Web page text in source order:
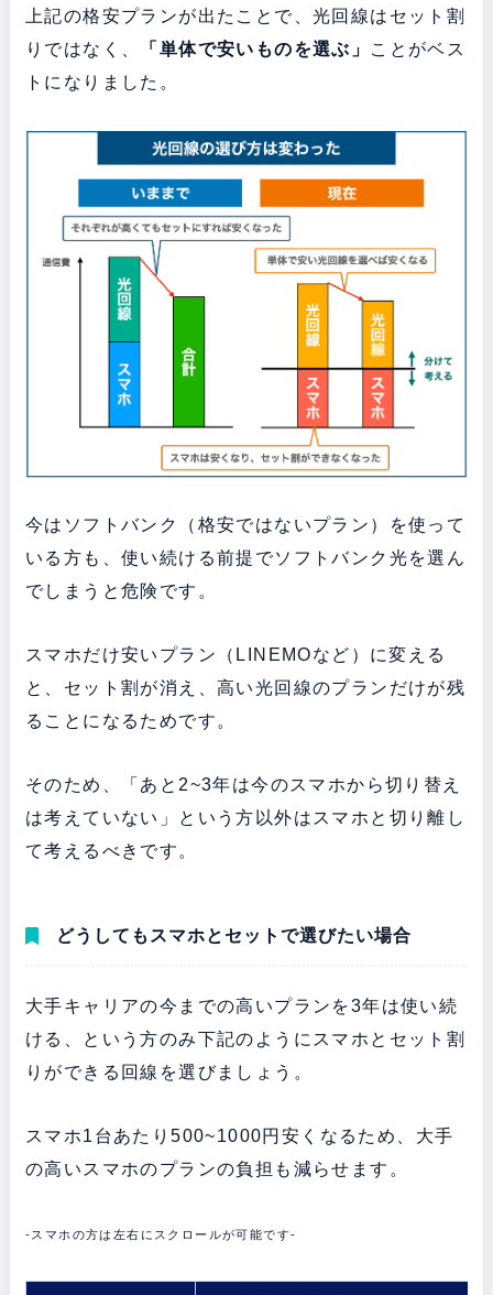
上記の格安プランが出たことで、光回線はセット割
りではなく、
「単体で安いものを選ぶ」
ことがベス
トになりました。
今はソフトバンク（格安ではないプラン）を使って
いる方も、使い続ける前提でソフトバンク光を選ん
でしまうと危険です。
スマホだけ安いプラン（LINEMOなど）に変える
と、セット割が消え、高い光回線のプランだけが残
ることになるためです。
そのため、「あと2~3年は今のスマホから切り替え
は考えていない」という方以外はスマホと切り離し
て考えるべきです。
どうしてもスマホとセットで選びたい場合
大手キャリアの今までの高いプランを3年は使い続
ける、という方のみ下記のようにスマホとセット割
りができる回線を選びましょう。
スマホ1台あたり500~1000円安くなるため、大手
の高いスマホのプランの負担も減らせます。
-スマホの方は左右にスクロールが可能です-